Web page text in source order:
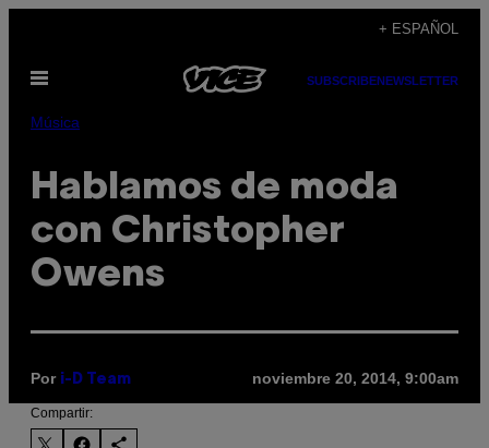
contenido
+ ESPAÑOL
Abrir
SUBSCRIBENEWSLETTER
Música
Hablamos de moda
con Christopher
Owens
Por i-D Team noviembre 20, 2014, 9:00am
Compartir: